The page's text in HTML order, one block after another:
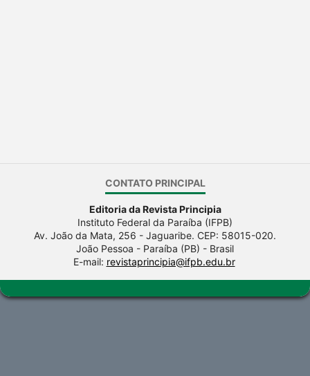
CONTATO PRINCIPAL
Editoria da Revista Principia
Instituto Federal da Paraíba (IFPB)
Av. João da Mata, 256 - Jaguaribe. CEP: 58015-020.
João Pessoa - Paraíba (PB) - Brasil
E-mail: revistaprincipia@ifpb.edu.br